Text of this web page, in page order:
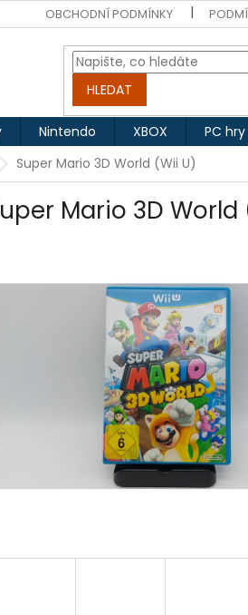
OBCHODNÍ PODMÍNKY
HLEDAT
Nintendo XBOX PC hry
Super Mario 3D World (Wii U)
Mario 3D World